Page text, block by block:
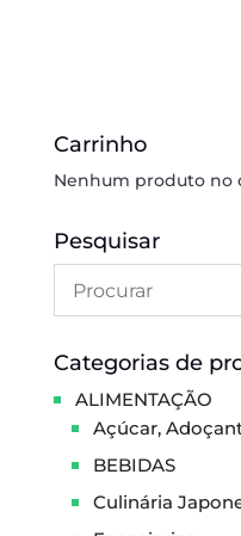
Carrinho
Nenhum produto no
Pesquisar
Categorias de
ALIMENTAÇÃO
Açúcar,
BEBIDAS
Culinária